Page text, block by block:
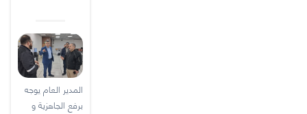
المدير العام يوجه
برفع الجاهزية و